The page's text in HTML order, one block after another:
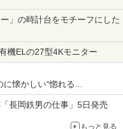
」の時計台をモチーフにした
機ELの27型4Kモニター
懐かしい“惚れる
」を聴く
長岡鉄男の仕事」5日発売
もっと見る